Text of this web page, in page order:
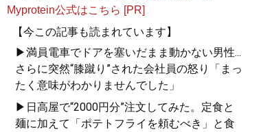
Myprotein公式はこちら [PR]
【今この記事も読まれています】
▶満員電車でドアを塞いだまま動かない男性...
さらに突然“膝蹴り”された会社員の怒り「まっ
たく意味がわかりませんでした」
▶日高屋で“2000円分”注文してみた。定食と
麺に加えて「ポテトフライを頼むべき」と食